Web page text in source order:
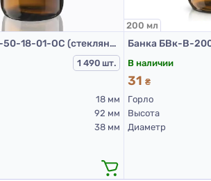
Флакон ФВ-50-18-01-ОС (стеклянный флакон 50 мл)
1 490 шт.
18 мм
92 мм
38 мм
200 мл
В наличии
31₴
Горло
Высота
Диаметр